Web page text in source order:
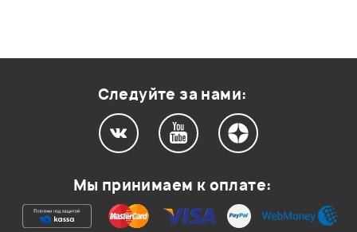
Следуйте за нами:
Мы принимаем к оплате: